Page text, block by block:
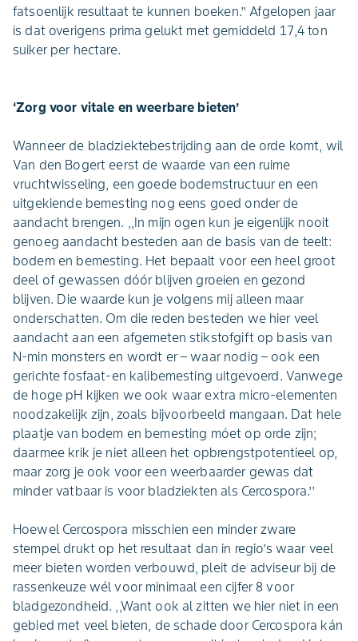
fatsoenlijk resultaat te kunnen boeken.’’ Afgelopen jaar
is dat overigens prima gelukt met gemiddeld 17,4 ton
suiker per hectare.
‘Zorg voor vitale en weerbare bieten’
Wanneer de bladziektebestrijding aan de orde komt, wil
Van den Bogert eerst de waarde van een ruime
vruchtwisseling, een goede bodemstructuur en een
uitgekiende bemesting nog eens goed onder de
aandacht brengen. ,,In mijn ogen kun je eigenlijk nooit
genoeg aandacht besteden aan de basis van de teelt:
bodem en bemesting. Het bepaalt voor een heel groot
deel of gewassen dóór blijven groeien en gezond
blijven. Die waarde kun je volgens mij alleen maar
onderschatten. Om die reden besteden we hier veel
aandacht aan een afgemeten stikstofgift op basis van
N-min monsters en wordt er – waar nodig – ook een
gerichte fosfaat-en kalibemesting uitgevoerd. Vanwege
de hoge pH kijken we ook waar extra micro-elementen
noodzakelijk zijn, zoals bijvoorbeeld mangaan. Dat hele
plaatje van bodem en bemesting móet op orde zijn;
daarmee krik je niet alleen het opbrengstpotentieel op,
maar zorg je ook voor een weerbaarder gewas dat
minder vatbaar is voor bladziekten als Cercospora.’’
Hoewel Cercospora misschien een minder zware
stempel drukt op het resultaat dan in regio’s waar veel
meer bieten worden verbouwd, pleit de adviseur bij de
rassenkeuze wél voor minimaal een cijfer 8 voor
bladgezondheid. ,,Want ook al zitten we hier niet in een
gebied met veel bieten, de schade door Cercospora kán